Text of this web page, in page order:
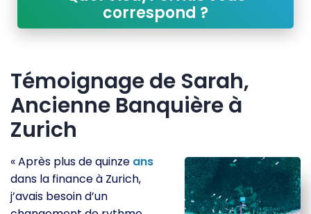
correspond ?
Témoignage de Sarah,
Ancienne Banquière à
Zurich
« Après plus de quinze ans
dans la finance à Zurich,
j’avais besoin d’un